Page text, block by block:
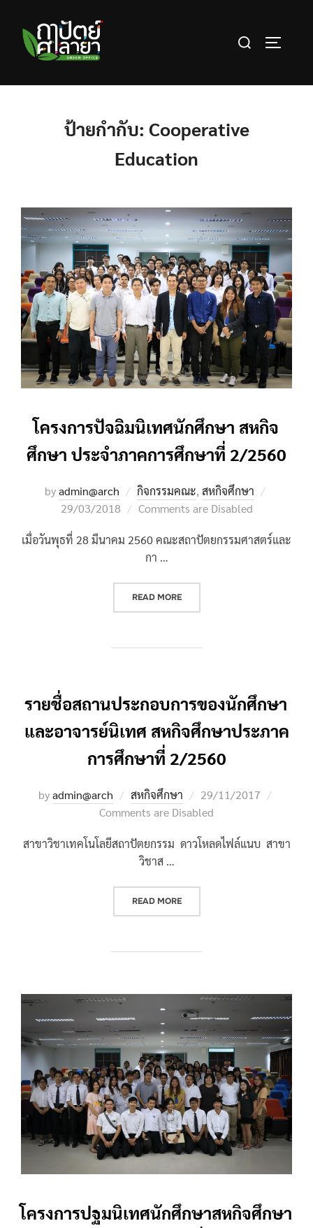
content
Search
for:
ป้ายกำกับ: Cooperative
Education
โครงการปัจฉิมนิเทศนักศึกษา สหกิจ
ศึกษา ประจำภาคการศึกษาที่ 2/2560
byadmin@arch กิจกรรมคณะ, สหกิจศึกษา
29/03/2018 Comments are Disabled
เมื่อวันพุธที่ 28 มีนาคม 2560 คณะสถาปัตยกรรมศาสตร์และ
กา …
READ MORE“โครงการปัจฉิมนิเทศนักศึกษา สห
รายชื่อสถานประกอบการของนักศึกษา
และอาจารย์นิเทศ สหกิจศึกษาประภาค
การศึกษาที่ 2/2560
byadmin@arch สหกิจศึกษา
Posted
on
29/11/2017
Comments are Disabled
สาขาวิชาเทคโนโลยีสถาปัตยกรรม ดาวโหลดไฟล์แนบ สาขา
วิชาส …
READ MORE“รายชื่อสถานประกอบการของนักศึ
โครงการปฐมนิเทศนักศึกษาสหกิจศึกษา